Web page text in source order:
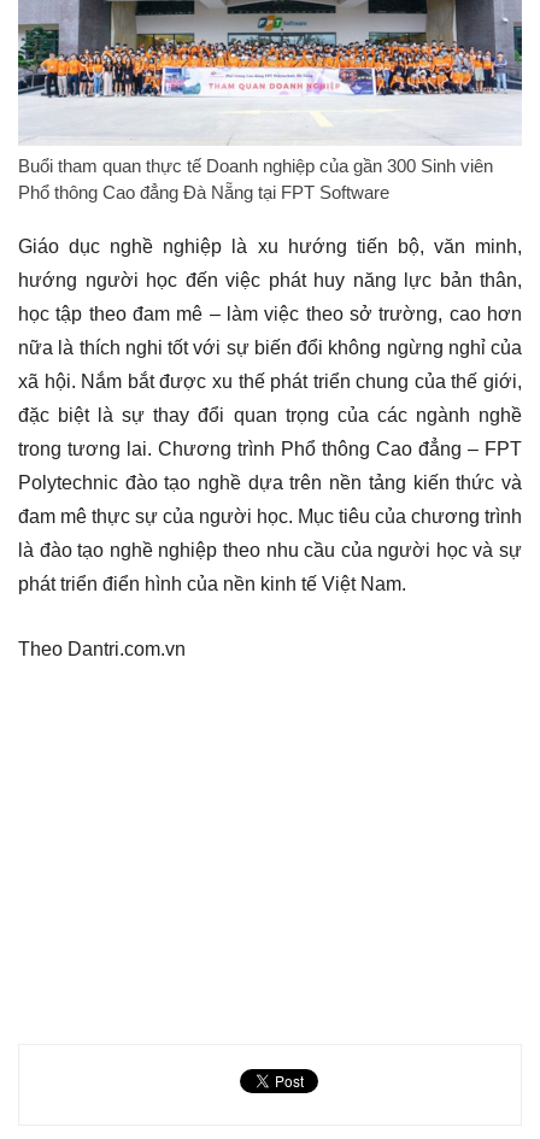
Buổi tham quan thực tế Doanh nghiệp của gần 300 Sinh viên
Phổ thông Cao đẳng Đà Nẵng tại FPT Software
Giáo dục nghề nghiệp là xu hướng tiến bộ, văn minh,
hướng người học đến việc phát huy năng lực bản thân,
học tập theo đam mê – làm việc theo sở trường, cao hơn
nữa là thích nghi tốt với sự biến đổi không ngừng nghỉ của
xã hội. Nắm bắt được xu thế phát triển chung của thế giới,
đặc biệt là sự thay đổi quan trọng của các ngành nghề
trong tương lai. Chương trình Phổ thông Cao đẳng – FPT
Polytechnic đào tạo nghề dựa trên nền tảng kiến thức và
đam mê thực sự của người học. Mục tiêu của chương trình
là đào tạo nghề nghiệp theo nhu cầu của người học và sự
phát triển điển hình của nền kinh tế Việt Nam.
Theo Dantri.com.vn